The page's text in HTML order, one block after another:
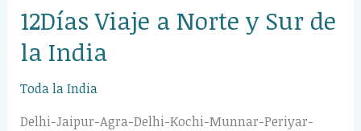
12Días Viaje a Norte y Sur de
la India
Toda la India
Delhi-Jaipur-Agra-Delhi-Kochi-Munnar-Periyar-